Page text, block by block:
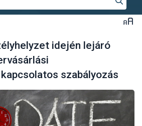
idején lejáró
szabályozás